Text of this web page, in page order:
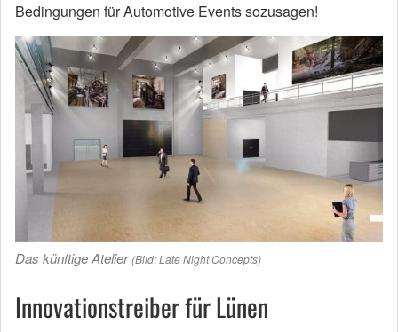
Bedingungen für Automotive Events sozusagen!
Das künftige Atelier (Bild: Late Night Concepts)
Innovationstreiber für Lünen